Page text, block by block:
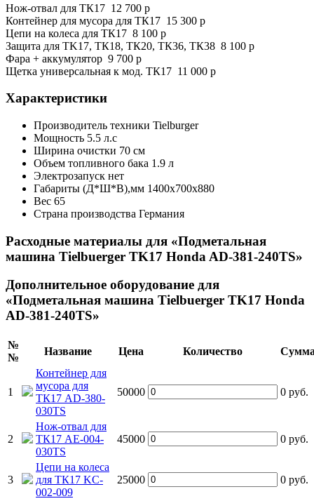
Нож-отвал для ТК17 12 700 р
Контейнер для мусора для ТК17 15 300 р
Цепи на колеса для ТК17 8 100 р
Защита для TK17, ТК18, ТК20, ТК36, ТК38 8 100 р
Фара + аккумулятор 9 700 р
Щетка универсальная к мод. ТК17 11 000 р
Характеристики
Производитель техники Tielburger
Мощность 5.5 л.с
Ширина очистки 70 см
Объем топливного бака 1.9 л
Электрозапуск нет
Габариты (Д*Ш*В),мм 1400х700х880
Вес 65
Страна производства Германия
Расходные материалы для «Подметальная
машина Tielbuerger TK17 Honda AD-381-240TS»
Дополнительное оборудование для
«Подметальная машина Tielbuerger TK17 Honda
AD-381-240TS»
№
№
Название Цена Количество
1
Контейнер для
мусора для
ТК17 AD-380-
030TS
50000 0 руб.
2
Нож-отвал для
ТК17 AE-004-
030TS
45000 0 руб.
3
Цепи на колеса
для ТК17 KC-
002-009
25000 0 руб.